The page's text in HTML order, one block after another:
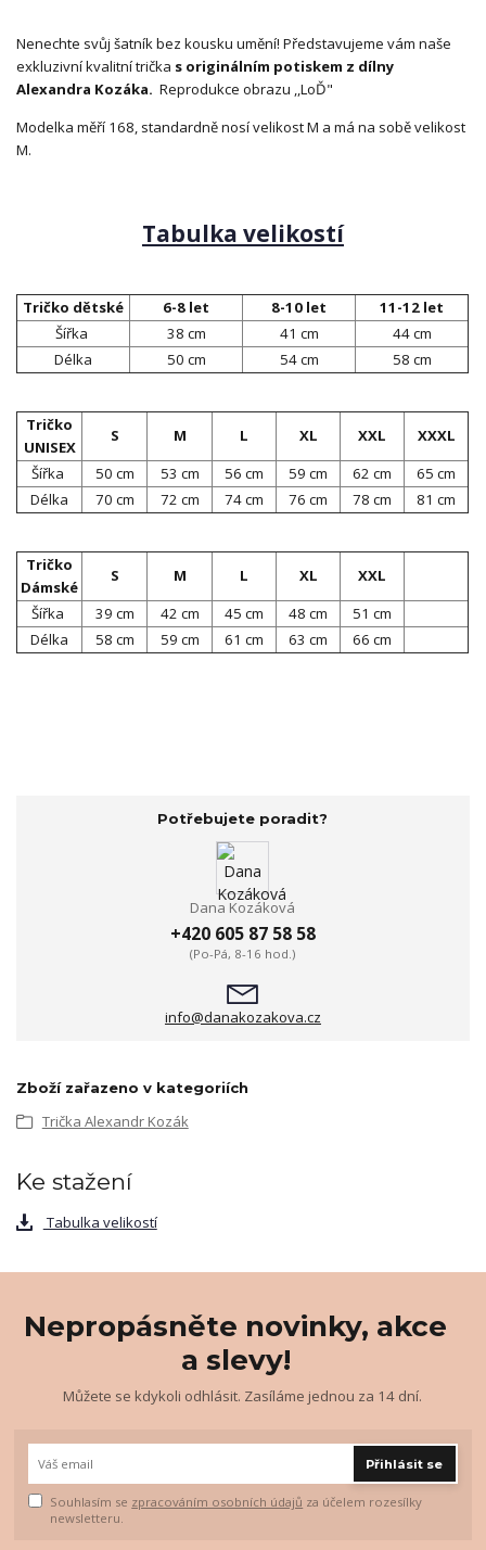
Nenechte svůj šatník bez kousku umění! Představujeme vám naše
exkluzivní kvalitní trička s originálním potiskem z dílny
Alexandra Kozáka. Reprodukce obrazu ,,LoĎ"
Modelka měří 168, standardně nosí velikost M a má na sobě velikost
M.
Tabulka velikostí
Tričko dětské 6-8 let 8-10 let
11-12 let
Šířka
38 cm 41 cm
44 cm
Délka
50 cm 54 cm 58 cm
Tričko
UNISEX
S M L XL XXL
XXXL
Šířka
50 cm 53 cm 56 cm 59 cm 62 cm
65 cm
Délka
70 cm 72 cm 74 cm 76 cm 78 cm 81 cm
Tričko
Dámské
S M L XL
XXL
Šířka
39 cm 42 cm 45 cm 48 cm
51 cm
Délka
58 cm 59 cm 61 cm 63 cm 66 cm
Potřebujete poradit?
Dana Kozáková
+420 605 87 58 58
(Po-Pá, 8-16 hod.)
info@danakozakova.cz
Zboží zařazeno v kategoriích
Trička Alexandr Kozák
Ke stažení
Tabulka velikostí
Nepropásněte novinky, akce
a slevy!
Můžete se kdykoli odhlásit. Zasíláme jednou za 14 dní.
Přihlásit se
Souhlasím se zpracováním osobních údajů za účelem rozesílky
newsletteru.